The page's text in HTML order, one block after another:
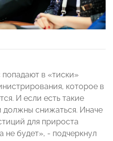
в «тиски»
которое в
И если есть такие
должны снижаться. Иначе
для прироста
не будет», - подчеркнул